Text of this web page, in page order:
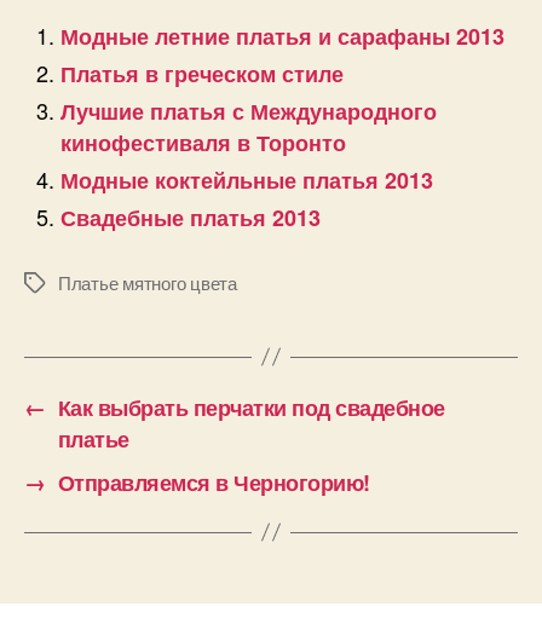
Модные летние платья и сарафаны 2013
Платья в греческом стиле
Лучшие платья с Международного
кинофестиваля в Торонто
Модные коктейльные платья 2013
Свадебные платья 2013
ПозначкиПлатье мятного цвета
← Как выбрать перчатки под свадебное
платье
→ Отправляемся в Черногорию!